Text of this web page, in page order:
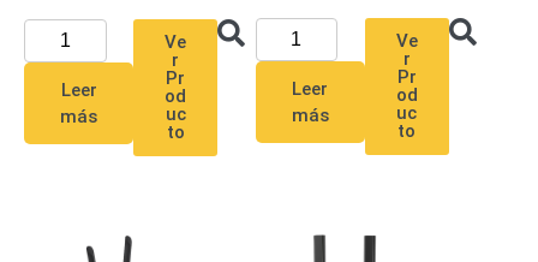
Industriales
Adaptadores
Pared
Baterías
Alimentación
Leer
más
Ve
r
Pr
od
uc
to
Leer
más
Ve
r
Pr
od
uc
to